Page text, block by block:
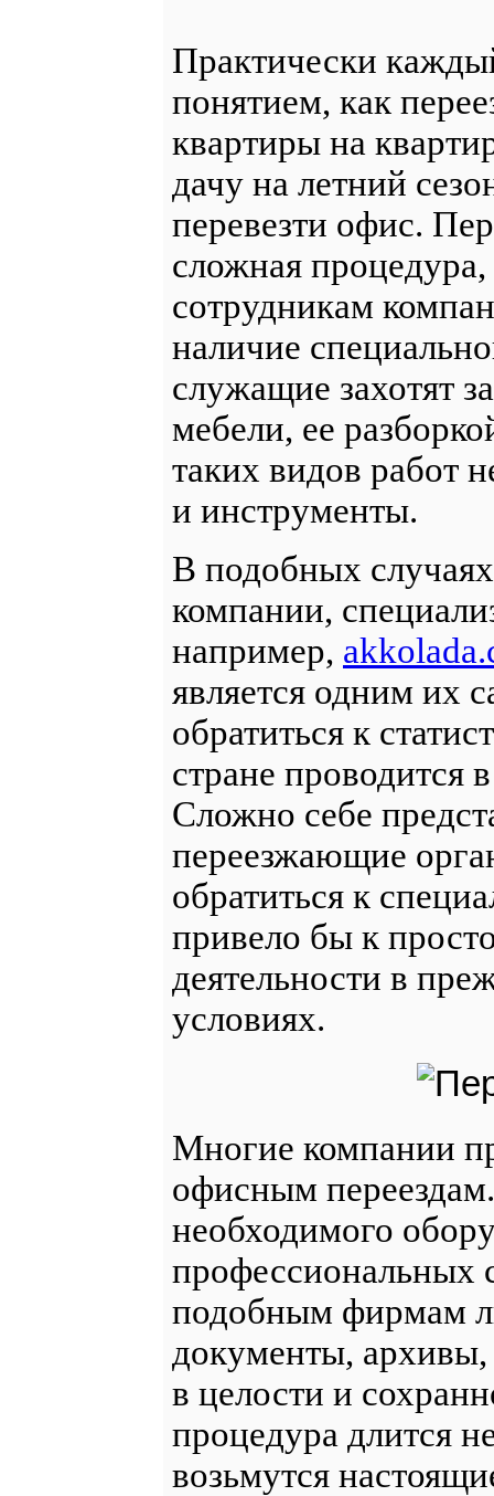
Практически
понятием, как
квартиры на
дачу на летний
перевезти офис.
сложная процедура,
сотрудникам
наличие
служащие захотят
мебели, ее
таких видов работ
и инструменты.
В подобных
компании,
например,
является одним их
обратиться к
стране проводится
Сложно себе
переезжающие
обратиться к
привело бы к
деятельности в
условиях.
Многие компании
офисным
необходимого
профессиональных
подобным фирмам
документы, архивы,
в целости и
процедура длится
возьмутся